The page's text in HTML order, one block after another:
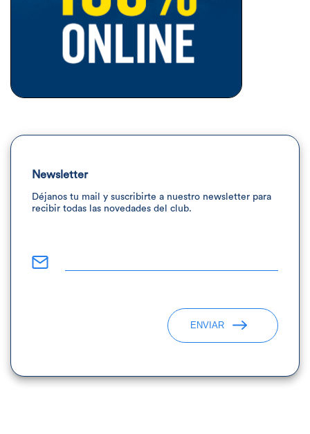
Newsletter
Déjanos tu mail y suscribirte a nuestro newsletter para
recibir todas las novedades del club.
ENVIAR